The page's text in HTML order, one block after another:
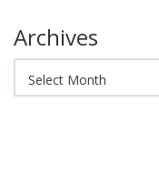
Archives